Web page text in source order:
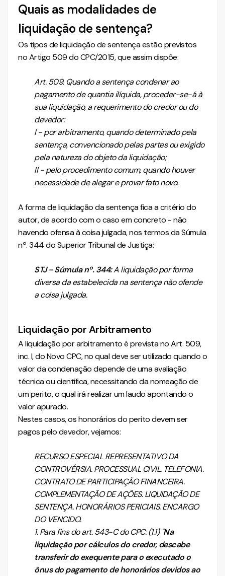
Quais as modalidades de
liquidação de sentença?
Os tipos de liquidação de sentença estão previstos
no Artigo 509 do CPC/2015, que assim dispõe:
Art. 509. Quando a sentença condenar ao
pagamento de quantia ilíquida, proceder-se-á à
sua liquidação, a requerimento do credor ou do
devedor:
I - por arbitramento, quando determinado pela
sentença, convencionado pelas partes ou exigido
pela natureza do objeto da liquidação;
II - pelo procedimento comum, quando houver
necessidade de alegar e provar fato novo.
A forma de liquidação da sentença fica a critério do
autor, de acordo com o caso em concreto - não
havendo ofensa à coisa julgada, nos termos da Súmula
nº. 344 do Superior Tribunal de Justiça:
STJ - Súmula nº. 344:A liquidação por forma
diversa da estabelecida na sentença não ofende
a coisa julgada.
Liquidação por Arbitramento
A liquidação por arbitramento é prevista no Art. 509,
inc. I, do Novo CPC, no qual deve ser utilizado quando o
valor da condenação depende de uma avaliação
técnica ou científica, necessitando da nomeação de
um perito, o qual irá realizar um laudo apontando o
valor apurado.
Nestes casos, os honorários do perito devem ser
pagos pelo devedor, vejamos:
RECURSO ESPECIAL REPRESENTATIVO DA
CONTROVÉRSIA. PROCESSUAL CIVIL. TELEFONIA.
CONTRATO DE PARTICIPAÇÃO FINANCEIRA.
COMPLEMENTAÇÃO DE AÇÕES. LIQUIDAÇÃO DE
SENTENÇA. HONORÁRIOS PERICIAIS. ENCARGO
DO VENCIDO.
1. Para fins do art. 543-C do CPC: (1.1) "Na
liquidação por cálculos do credor, descabe
transferir do exequente para o executado o
ônus do pagamento de honorários devidos ao